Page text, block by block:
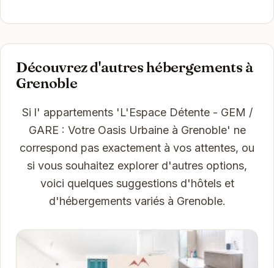
Découvrez d'autres hébergements à
Grenoble
Si l' appartements 'L'Espace Détente - GEM /
GARE : Votre Oasis Urbaine à Grenoble' ne
correspond pas exactement à vos attentes, ou
si vous souhaitez explorer d'autres options,
voici quelques suggestions d'hôtels et
d'hébergements variés à Grenoble.